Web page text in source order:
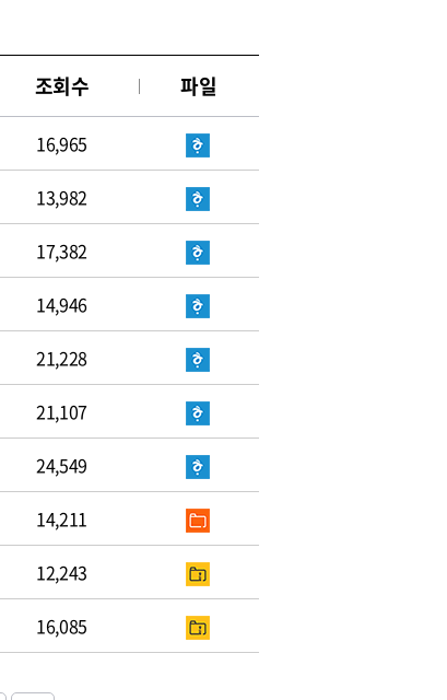
조회수 파일
16,965
13,982
17,382
14,946
21,228
21,107
24,549
14,211
12,243
16,085